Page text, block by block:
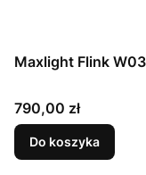
Maxlight Flink
Cena
790,00 zł
Do koszyka